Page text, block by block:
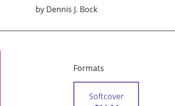
by Dennis J. Bock
Formats
Softcover